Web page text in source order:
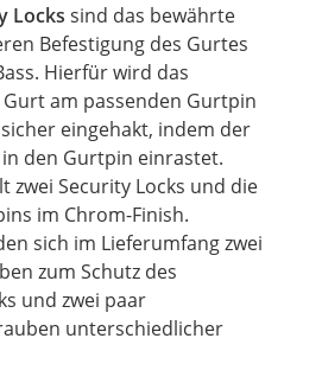
Locks sind das bewährte
Befestigung des Gurtes
Hierfür wird das
am passenden Gurtpin
eingehakt, indem der
den Gurtpin einrastet.
zwei Security Locks und die
im Chrom-Finish.
sich im Lieferumfang zwei
zum Schutz des
und zwei paar
unterschiedlicher